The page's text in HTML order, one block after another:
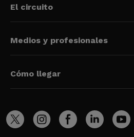
El circuito
Medios y profesionales
Cómo llegar